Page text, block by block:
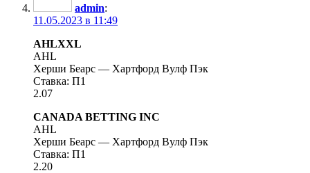
admin:
11.05.2023 в 11:49
AHLXXL
AHL
Херши Беарс — Хартфорд Вулф Пэк
Ставка: П1
2.07
CANADA BETTING INC
AHL
Херши Беарс — Хартфорд Вулф Пэк
Ставка: П1
2.20